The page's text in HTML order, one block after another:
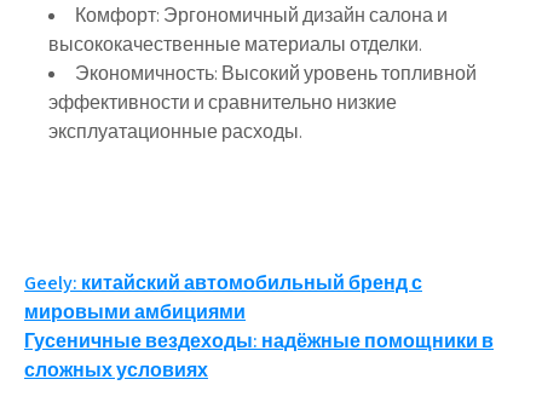
Комфорт: Эргономичный дизайн салона и
высококачественные материалы отделки.
Экономичность: Высокий уровень топливной
эффективности и сравнительно низкие
эксплуатационные расходы.
Навигация
по
записям
Geely: китайский автомобильный бренд с
мировыми амбициями
Гусеничные вездеходы: надёжные помощники в
сложных условиях